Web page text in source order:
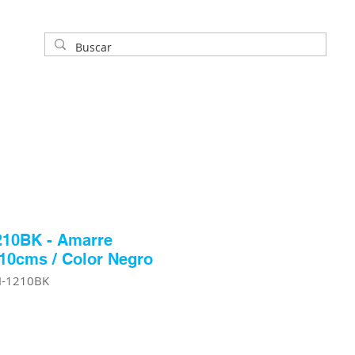
- Amarre
/ Color Negro
1210BK